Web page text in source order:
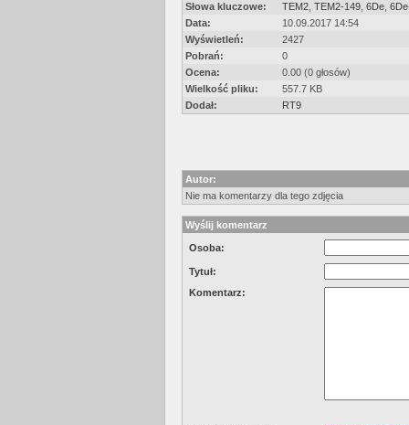
Słowa kluczowe:
TEM2 TEM2-149 6De
Data:
10.09.2017 14:54
Wyświetleń:
2427
Pobrań:
0
Ocena:
0.00 (0 głosów)
Wielkość pliku:
557.7 KB
Dodał:
RT9
Autor:
Nie ma komentarzy dla tego zdjęcia
Wyślij komentarz
Osoba:
Tytuł:
Komentarz: